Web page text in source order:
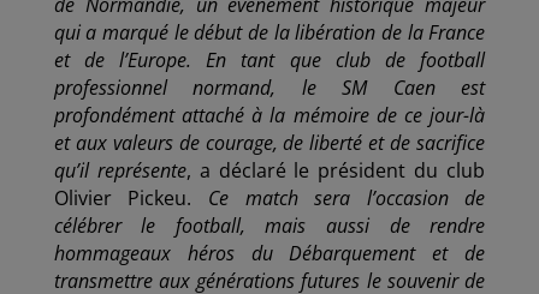
qui a marqué le début de la libération de la France
et de l’Europe. En tant que club de football
professionnel normand, le SM Caen est
profondément attaché à la mémoire de ce jour-là
et aux valeurs de courage, de liberté et de sacrifice
qu’il représente, a déclaré le président du club
Olivier Pickeu. Ce match sera l’occasion de
célébrer le football, mais aussi de rendre
hommageaux héros du Débarquement et de
transmettre aux générations futures le souvenir de